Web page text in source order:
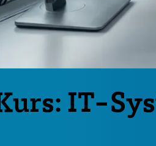
IT-